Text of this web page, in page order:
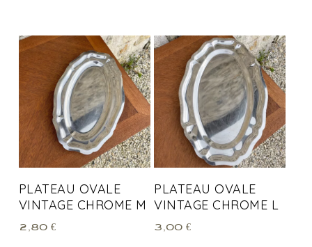
PLATEAU OVALE
VINTAGE CHROME M
2,80 €
PLATEAU OVALE
VINTAGE CHROME L
3,00€